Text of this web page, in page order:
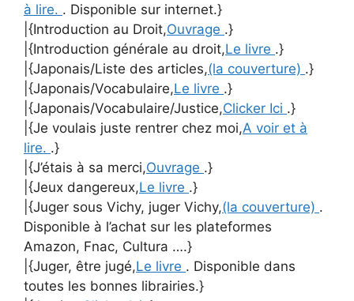
à lire. . Disponible sur internet.}
|{Introduction au Droit,Ouvrage .}
|{Introduction générale au droit,Le livre .}
|{Japonais/Liste des articles,(la couverture) .}
|{Japonais/Vocabulaire,Le livre .}
|{Japonais/Vocabulaire/Justice,Clicker Ici .}
|{Je voulais juste rentrer chez moi,A voir et à
lire. .}
|{J’étais à sa merci,Ouvrage .}
|{Jeux dangereux,Le livre .}
|{Juger sous Vichy, juger Vichy,(la couverture) .
Disponible à l’achat sur les plateformes
Amazon, Fnac, Cultura ….}
|{Juger, être jugé,Le livre . Disponible dans
toutes les bonnes librairies.}